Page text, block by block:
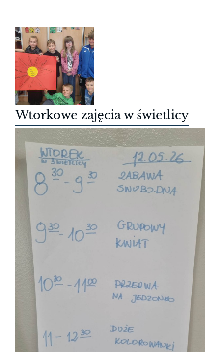
Wtorkowe zajęcia w świetlicy